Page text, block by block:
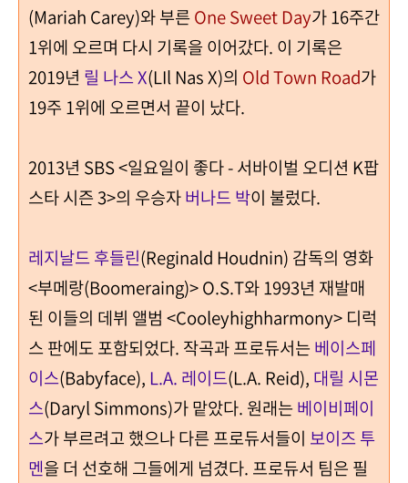
(Mariah Carey)와 부른One Sweet Day가 16주간
1위에 오르며 다시 기록을 이어갔다. 이 기록은
2019년 릴 나스X(LIl Nas X)의 Old Town Road가
19주 1위에 오르면서 끝이 났다.
2013년 SBS <일요일이 좋다-서바이벌 오디션 K팝
스타 시즌3>의 우승자버나드 박이 불렀다.
레지날드 후들린(Reginald Houdnin) 감독의 영화
<부메랑(Boomeraing)> O.S.T와 1993년 재발매
된 이들의 데뷔 앨범 <Cooleyhighharmony> 디럭
스 판에도 포함되었다. 작곡과 프로듀서는 베이스페
이스(Babyface), L.A. 레이드(L.A. Reid), 대릴 시몬
스(Daryl Simmons)가 맡았다. 원래는 베이비페이
스가 부르려고 했으나 다른 프로듀서들이 보이즈 투
멘을 더 선호해 그들에게 넘겼다. 프로듀서 팀은 필